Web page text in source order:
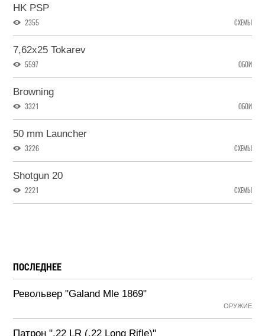
HK PSP
2355 СХЕМЫ
7,62x25 Tokarev
5597 ОБОИ
Browning
3321 ОБОИ
50 mm Launcher
3226 СХЕМЫ
Shotgun 20
2221 СХЕМЫ
ПОСЛЕДНЕЕ
Револьвер "Galand Mle 1869"
ОРУЖИЕ
Патрон ".22 LR (.22 Long Rifle)"